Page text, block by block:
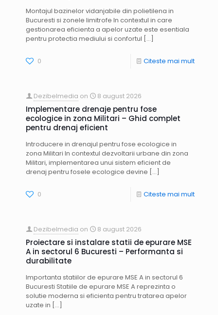
Montajul bazinelor vidanjabile din polietilena in
Bucuresti si zonele limitrofe In contextul in care
gestionarea eficienta a apelor uzate este esentiala
pentru protectia mediului si confortul […]
0 Citeste mai mult
Dezibelmedia on 8 august 2026
Implementare drenaje pentru fose
ecologice in zona Militari – Ghid complet
pentru drenaj eficient
Introducere in drenajul pentru fose ecologice in
zona Militari In contextul dezvoltarii urbane din zona
Militari, implementarea unui sistem eficient de
drenaj pentru fosele ecologice devine […]
0 Citeste mai mult
Dezibelmedia on 8 august 2026
Proiectare si instalare statii de epurare MSE
A in sectorul 6 Bucuresti – Performanta si
durabilitate
Importanta statiilor de epurare MSE A in sectorul 6
Bucuresti Statiile de epurare MSE A reprezinta o
solutie moderna si eficienta pentru tratarea apelor
uzate in […]